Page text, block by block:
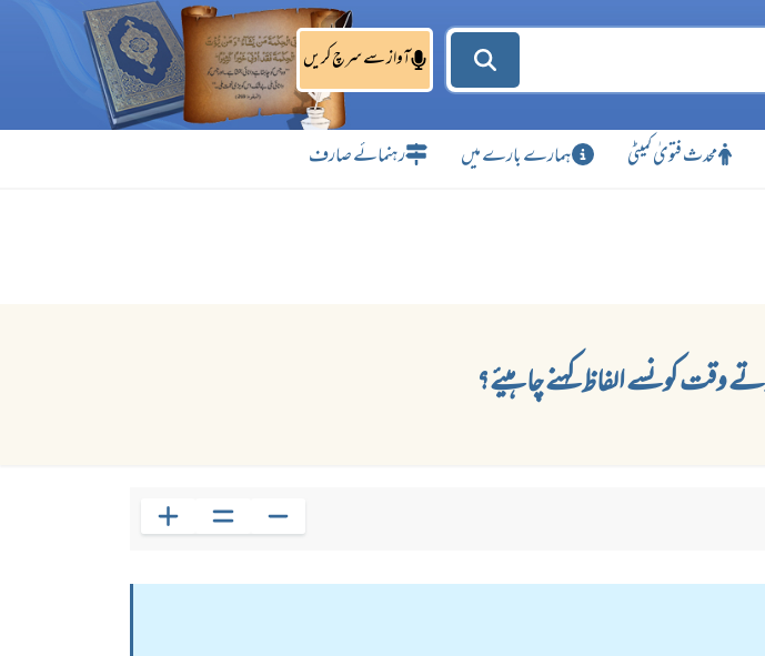
آواز سے سرچ کریں
محدث فتویٰ کمیٹی ہمارے بارے میں رہنمائے صارف